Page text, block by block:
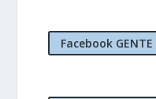
Facebook GENTE